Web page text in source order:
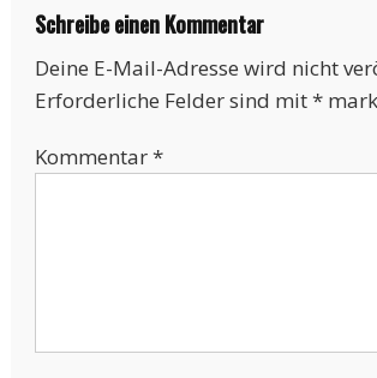
Schreibe einen Kommentar
Deine E-Mail-Adresse wird nicht
Erforderliche Felder sind mit*
Kommentar*